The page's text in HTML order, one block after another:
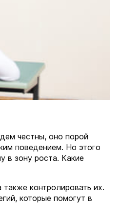
честны, оно порой
поведением. Но этого
в зону роста. Какие
контролировать их.
которые помогут в